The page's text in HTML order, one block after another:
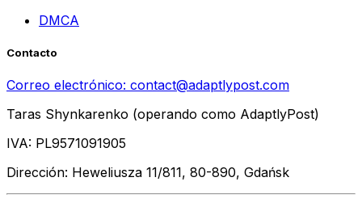
DMCA
Contacto
Correo electrónico: contact@adaptlypost.com
Taras Shynkarenko (operando como AdaptlyPost)
IVA: PL9571091905
Dirección: Heweliusza 11/811, 80-890, Gdańsk